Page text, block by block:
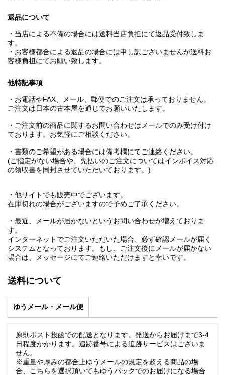
返品について
・当店による不備の場合には送料当店負担にて返品受付致しま
す。
・お客様都合による返品の場合には申し訳ございませんが送料お
客様負担にてお願い致します。
他特記事項
・お電話やFAX、メール、郵便でのご注文は承っておりません。
ご注文は日本の古本屋を通じてお願いいたします。
・ご注文前の商品に関するお問い合わせはメールでのみ受け付け
ております。お気軽にご相談ください。
・書類のご希望がある場合には備考欄にてご連絡ください。
(ご指定がない場合や、先払いのご注文についてはインボイス対応
の領収書を同封させていただいております。)
・他サイトでも販売中でございます。
在庫切れの場合がございますので予めご了承ください。
・最近、メールが届かないというお問い合わせが増えておりま
す。
インターネットでご注文いただいた場合、必ず確認メールが届く
システムとなっております。もし、ご注文後にメールが届かない
場合は、メッセージにてご連絡いただけますと幸いです。
送料について
ゆうメール・メール便
原則ポスト投函での配送となります。発送からお届けまで3-4
日程度かかります。追跡番号による追跡サービスはございま
せん。
※重量や厚みの都合上ゆうメールの規定を超える商品の場
合、こちらを選択頂いてもゆうパックでのお届けになる場合